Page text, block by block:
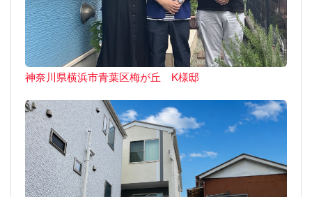
神奈川県横浜市青葉区梅が丘 K様邸